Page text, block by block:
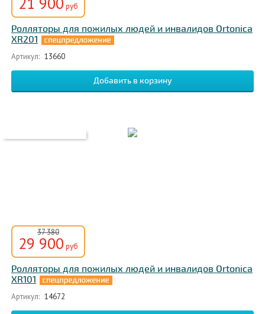
руб
Ролляторы для пожилых людей и инвалидов Ortonica
XR201
Артикул: 13660
37 380
29 900 руб
Ролляторы для пожилых людей и инвалидов Ortonica
XR101
Артикул: 14672